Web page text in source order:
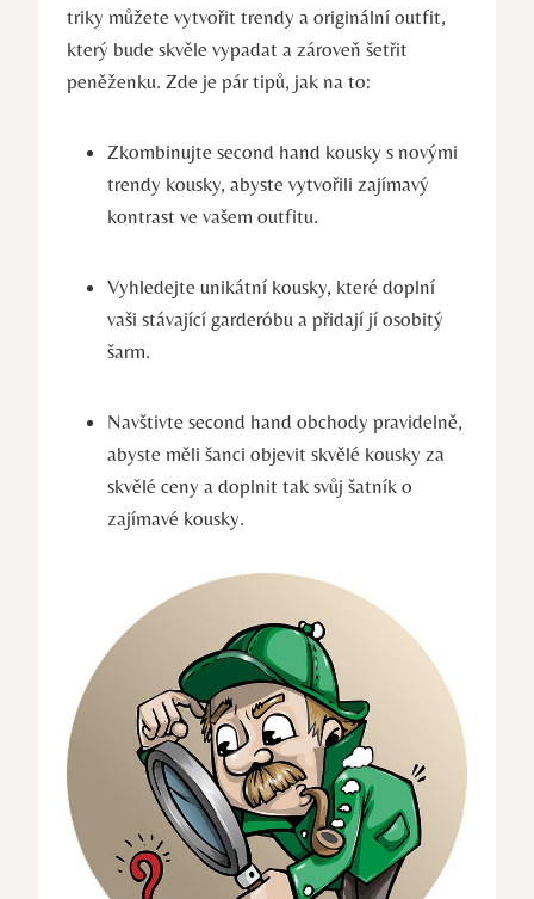
triky můžete vytvořit trendy a originální outfit,
který bude skvěle vypadat a zároveň šetřit
peněženku. Zde je pár tipů, jak na to:
Zkombinujte second hand kousky s novými
trendy kousky, abyste vytvořili zajímavý
kontrast ve vašem outfitu.
Vyhledejte unikátní kousky, které doplní
vaši stávající garderóbu a přidají jí osobitý
šarm.
Navštivte second hand obchody pravidelně,
abyste měli šanci objevit skvělé kousky za
skvělé ceny a doplnit tak svůj šatník o
zajímavé kousky.